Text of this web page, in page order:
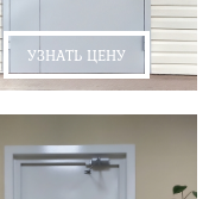
УЗНАТЬ ЦЕНУ